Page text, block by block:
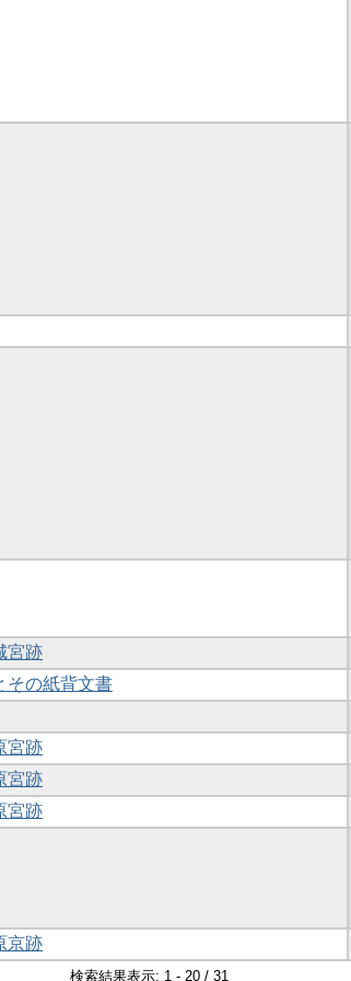
宮跡
その紙背文書
宮跡
宮跡
宮跡
京跡
検索結果表示: 1 - 20 / 31